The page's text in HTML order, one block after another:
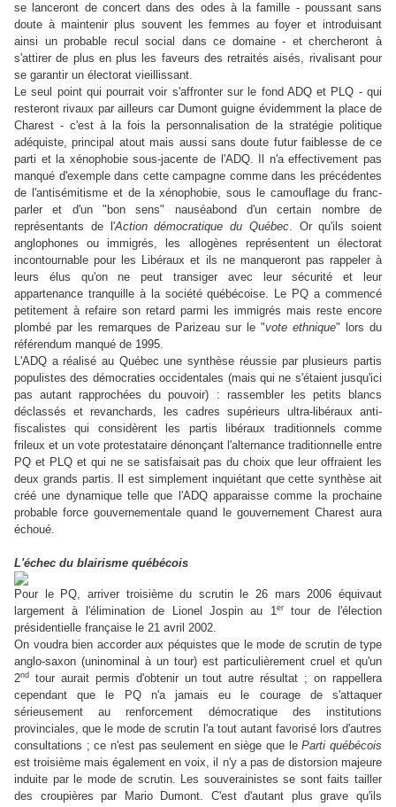
se lanceront de concert dans des odes à la famille - poussant sans
doute à maintenir plus souvent les femmes au foyer et introduisant
ainsi un probable recul social dans ce domaine - et chercheront à
s'attirer de plus en plus les faveurs des retraités aisés, rivalisant pour
se garantir un électorat vieillissant.
Le seul point qui pourrait voir s'affronter sur le fond ADQ et PLQ - qui
resteront rivaux par ailleurs car Dumont guigne évidemment la place de
Charest - c'est à la fois la personnalisation de la stratégie politique
adéquiste, principal atout mais aussi sans doute futur faiblesse de ce
parti et la xénophobie sous-jacente de l'ADQ. Il n'a effectivement pas
manqué d'exemple dans cette campagne comme dans les précédentes
de l'antisémitisme et de la xénophobie, sous le camouflage du franc-
parler et d'un "bon sens" nauséabond d'un certain nombre de
représentants de l'Action démocratique du Québec. Or qu'ils soient
anglophones ou immigrés, les allogènes représentent un électorat
incontournable pour les Libéraux et ils ne manqueront pas rappeler à
leurs élus qu'on ne peut transiger avec leur sécurité et leur
appartenance tranquille à la société québécoise. Le PQ a commencé
petitement à refaire son retard parmi les immigrés mais reste encore
plombé par les remarques de Parizeau sur le "vote ethnique" lors du
référendum manqué de 1995.
L'ADQ a réalisé au Québec une synthèse réussie par plusieurs partis
populistes des démocraties occidentales (mais qui ne s'étaient jusqu'ici
pas autant rapprochées du pouvoir) : rassembler les petits blancs
déclassés et revanchards, les cadres supérieurs ultra-libéraux anti-
fiscalistes qui considèrent les partis libéraux traditionnels comme
frileux et un vote protestataire dénonçant l'alternance traditionnelle entre
PQ et PLQ et qui ne se satisfaisait pas du choix que leur offraient les
deux grands partis. Il est simplement inquiétant que cette synthèse ait
créé une dynamique telle que l'ADQ apparaisse comme la prochaine
probable force gouvernementale quand le gouvernement Charest aura
échoué.
L'échec du blairisme québécois
Pour le PQ, arriver troisième du scrutin le 26 mars 2006 équivaut
largement à l'élimination de Lionel Jospin au 1ertour de l'élection
présidentielle française le 21 avril 2002.
On voudra bien accorder aux péquistes que le mode de scrutin de type
anglo-saxon (uninominal à un tour) est particulièrement cruel et qu'un
2nd
tour aurait permis d'obtenir un tout autre résultat ; on rappellera
cependant que le PQ n'a jamais eu le courage de s'attaquer
sérieusement au renforcement démocratique des institutions
provinciales, que le mode de scrutin l'a tout autant favorisé lors d'autres
consultations ; ce n'est pas seulement en siège que leParti québécois
est troisième mais également en voix, il n'y a pas de distorsion majeure
induite par le mode de scrutin. Les souverainistes se sont faits tailler
des croupières par Mario Dumont. C'est d'autant plus grave qu'ils